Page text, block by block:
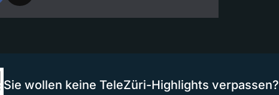
Sie wollen keine TeleZüri-Highlights verpassen?